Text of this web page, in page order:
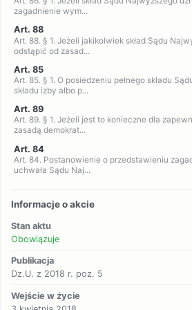
zagadnienie wym...
Art. 88
Art. 88. § 1. Jeżeli jakikolwiek skład Sądu
odstąpić od zasad...
Art. 85
Art. 85. § 1. O posiedzeniu pełnego składu
składu izby albo p...
Art. 89
Art. 89. § 1. Jeżeli jest to konieczne dla
zasadą demokrat...
Art. 84
Art. 84. Postanowienie o przedstawieniu
uchwała Sądu Naj...
Informacje o akcie
Stan aktu
Obowiązuje
Publikacja
Dz.U. z 2018 r. poz. 5
Wejście w życie